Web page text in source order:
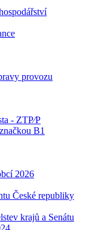
provozu
- ZTP⁄P
B1
2026
České republiky
krajů a Senátu